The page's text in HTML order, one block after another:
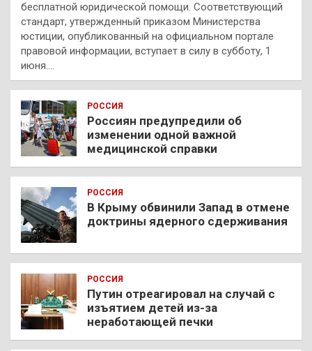
бесплатной юридической помощи. Соответствующий
стандарт, утвержденный приказом Министерства
юстиции, опубликованный на официальном портале
правовой информации, вступает в силу в субботу, 1
июня.…
РОССИЯ
Россиян предупредили об
изменении одной важной
медицинской справки
РОССИЯ
В Крыму обвинили Запад в отмене
доктрины ядерного сдерживания
РОССИЯ
Путин отреагировал на случай с
изъятием детей из-за
неработающей печки